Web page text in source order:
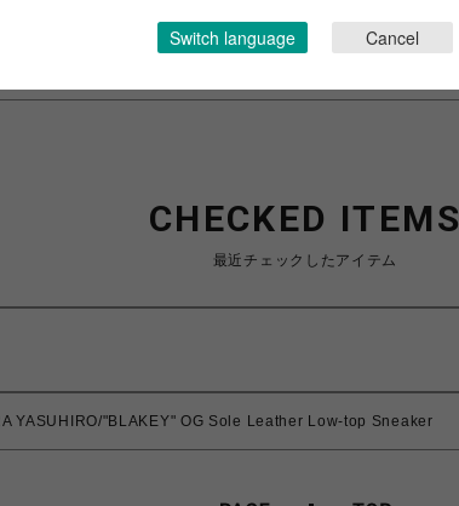
ショップお問い合わせはこちら
CHECKED ITEMS
最近チェックしたアイテム
YASUHIRO/"BLAKEY" OG Sole Leather Low-top Sneaker
Switch language Cancel